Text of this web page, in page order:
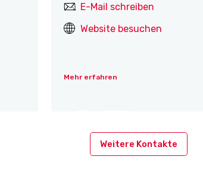
E-Mail schreiben
Website besuchen
Mehr erfahren
Weitere Kontakte